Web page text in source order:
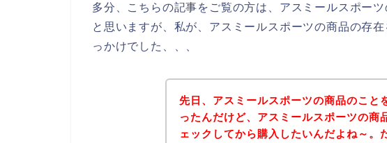
多分、こちらの記事をご覧の方は、アスミールスポー
と思いますが、私が、アスミールスポーツの商品の存
っかけでした、、、
先日、アスミールスポーツの商品のこと
ったんだけど、アスミールスポーツの商
ェックしてから購入したいんだよね～。